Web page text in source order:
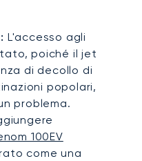
L'accesso agli
poiché il jet
di decollo di
popolari,
problema.
100EV
come una